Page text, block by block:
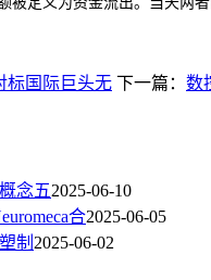
标国际巨头无 下一篇： 数
念五2025-06-10
合2025-06-05
制 2025-06-02